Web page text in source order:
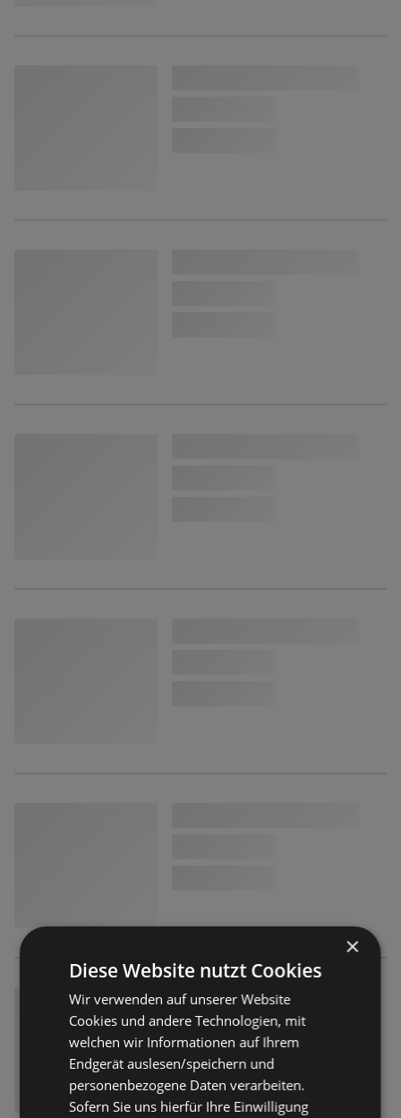
×
Diese Website nutzt Cookies
Wir verwenden auf unserer Website
Cookies und andere Technologien, mit
welchen wir Informationen auf Ihrem
Endgerät auslesen/speichern und
personenbezogene Daten verarbeiten.
Sofern Sie uns hierfür Ihre Einwilligung